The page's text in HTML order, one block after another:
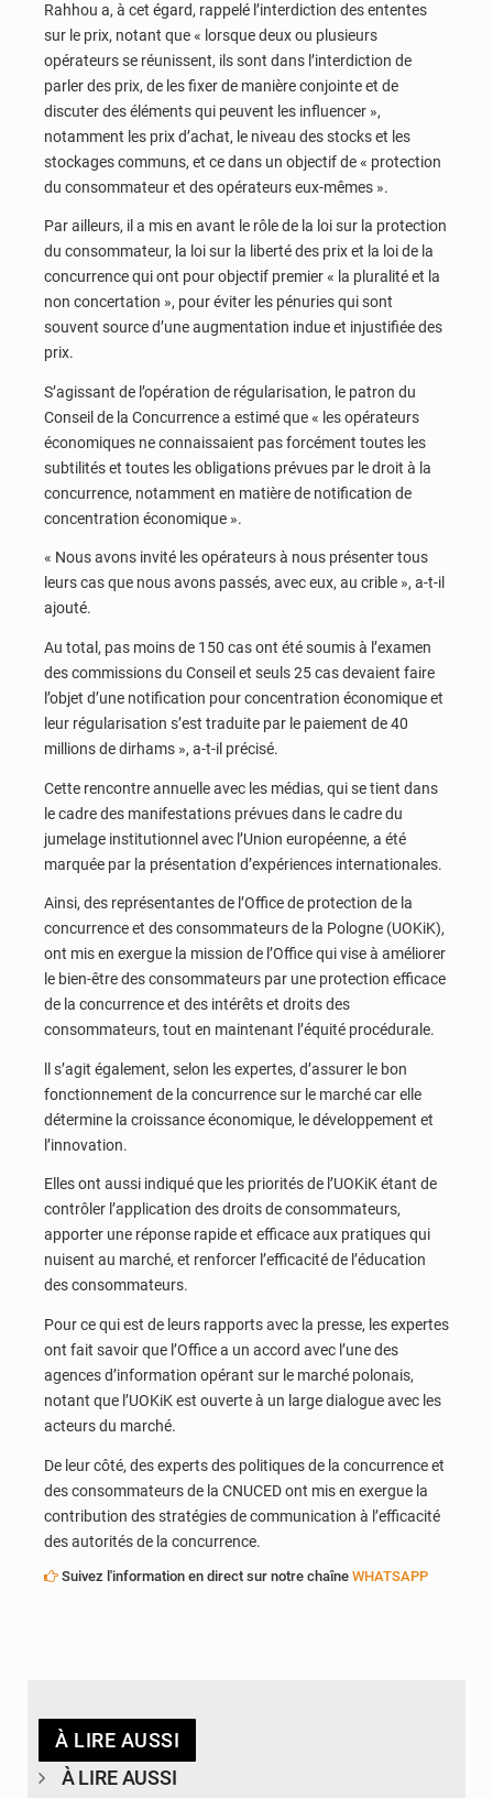
Rahhou a, à cet égard, rappelé l’interdiction des ententes
sur le prix, notant que « lorsque deux ou plusieurs
opérateurs se réunissent, ils sont dans l’interdiction de
parler des prix, de les fixer de manière conjointe et de
discuter des éléments qui peuvent les influencer »,
notamment les prix d’achat, le niveau des stocks et les
stockages communs, et ce dans un objectif de « protection
du consommateur et des opérateurs eux-mêmes ».
Par ailleurs, il a mis en avant le rôle de la loi sur la protection
du consommateur, la loi sur la liberté des prix et la loi de la
concurrence qui ont pour objectif premier « la pluralité et la
non concertation », pour éviter les pénuries qui sont
souvent source d’une augmentation indue et injustifiée des
prix.
S’agissant de l’opération de régularisation, le patron du
Conseil de la Concurrence a estimé que « les opérateurs
économiques ne connaissaient pas forcément toutes les
subtilités et toutes les obligations prévues par le droit à la
concurrence, notamment en matière de notification de
concentration économique ».
« Nous avons invité les opérateurs à nous présenter tous
leurs cas que nous avons passés, avec eux, au crible », a-t-il
ajouté.
Au total, pas moins de 150 cas ont été soumis à l’examen
des commissions du Conseil et seuls 25 cas devaient faire
l’objet d’une notification pour concentration économique et
leur régularisation s’est traduite par le paiement de 40
millions de dirhams », a-t-il précisé.
Cette rencontre annuelle avec les médias, qui se tient dans
le cadre des manifestations prévues dans le cadre du
jumelage institutionnel avec l’Union européenne, a été
marquée par la présentation d’expériences internationales.
Ainsi, des représentantes de l’Office de protection de la
concurrence et des consommateurs de la Pologne (UOKiK),
ont mis en exergue la mission de l’Office qui vise à améliorer
le bien-être des consommateurs par une protection efficace
de la concurrence et des intérêts et droits des
consommateurs, tout en maintenant l’équité procédurale.
ll s’agit également, selon les expertes, d’assurer le bon
fonctionnement de la concurrence sur le marché car elle
détermine la croissance économique, le développement et
l’innovation.
Elles ont aussi indiqué que les priorités de l’UOKiK étant de
contrôler l’application des droits de consommateurs,
apporter une réponse rapide et efficace aux pratiques qui
nuisent au marché, et renforcer l’efficacité de l’éducation
des consommateurs.
Pour ce qui est de leurs rapports avec la presse, les expertes
ont fait savoir que l’Office a un accord avec l’une des
agences d’information opérant sur le marché polonais,
notant que l’UOKiK est ouverte à un large dialogue avec les
acteurs du marché.
De leur côté, des experts des politiques de la concurrence et
des consommateurs de la CNUCED ont mis en exergue la
contribution des stratégies de communication à l’efficacité
des autorités de la concurrence.
Suivez l'information en direct sur notre chaîne WHATSAPP
À LIRE AUSSI
À LIRE AUSSI